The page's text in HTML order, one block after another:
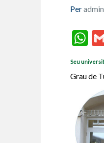
Peradmin
W
h
at
s
A
p
p
Seu
Grau de